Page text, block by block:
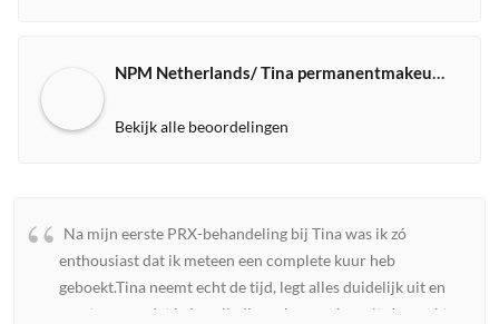
NPM Netherlands/ Tina permanentmakeup expert
Bekijk alle beoordelingen
Na mijn eerste PRX-behandeling bij Tina was ik zó
enthousiast dat ik meteen een complete kuur heb
geboekt.Tina neemt echt de tijd, legt alles duidelijk uit en
zorgt ervoor dat je je volledig op je gemak voelt. Je merkt